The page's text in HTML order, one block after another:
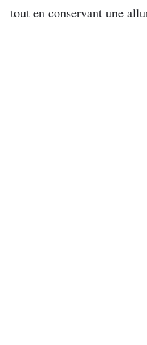
tout en conservant une